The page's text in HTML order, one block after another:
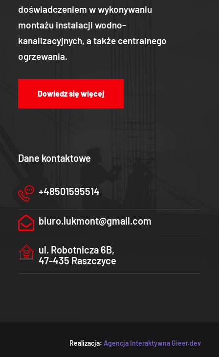
doświadczeniem w wykonywaniu
montażu instalacji wodno-
kanalizacyjnych, a także centralnego
ogrzewania.
Dowiedz się więcej
Dane kontaktowe
+48501595514
biuro.lukmont@gmail.com
ul. Robotnicza 6B,
47-435 Raszczyce
Realizacja: Agencja Interaktywna Gieer.dev